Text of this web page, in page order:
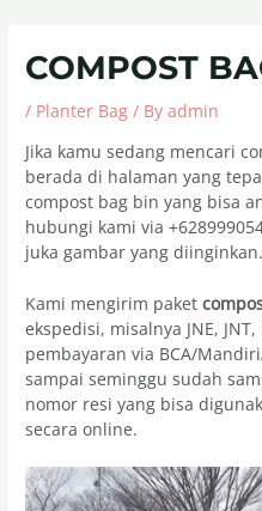
content
COMPOST
/ Planter Bag / Byadmin
Jika kamu sedang mencari
berada di halaman yang
compost bag bin yang bisa
hubungi kami via
juka gambar yang diinginkan.
Kami mengirim paket
ekspedisi, misalnya JNE,
pembayaran via BCA/
sampai seminggu sudah
nomor resi yang bisa
secara online.